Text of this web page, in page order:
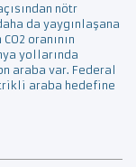
nötr
da yaygınlaşana
oranının
yollarında
araba var. Federal
araba hedefine